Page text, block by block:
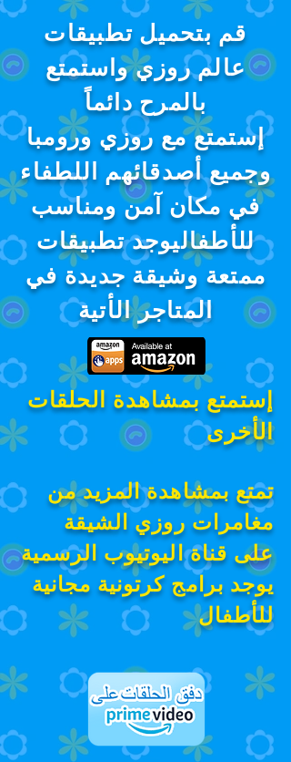
قم بتحميل تطبيقات
عالم روزي واستمتع
بالمرح دائماً
إستمتع مع روزي ورومبا
وجميع أصدقائهم اللطفاء
في مكان آمن ومناسب
للأطفاليوجد تطبيقات
ممتعة وشيقة جديدة في
المتاجر الأتية
إستمتع بمشاهدة الحلقات
الأخرى
تمتع بمشاهدة المزيد من
مغامرات روزي الشيقة
على قناة اليوتيوب الرسمية
يوجد برامج كرتونية مجانية
للأطفال